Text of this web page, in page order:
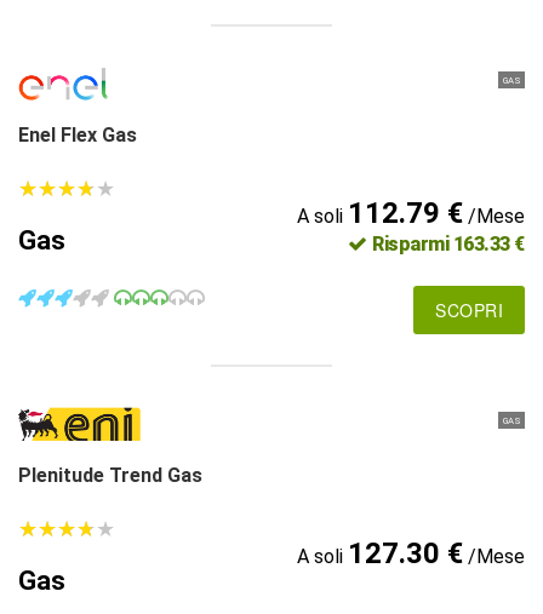
GAS
Enel Flex Gas
★★★★★
★★★★★
Gas
A soli 112.79 €/Mese
Risparmi 163.33 €
SCOPRI
GAS
Plenitude Trend Gas
★★★★★
★★★★★
Gas
A soli 127.30 €/Mese